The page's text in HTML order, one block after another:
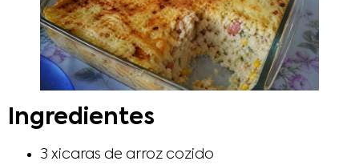
Ingredientes
3 xicaras de arroz cozido